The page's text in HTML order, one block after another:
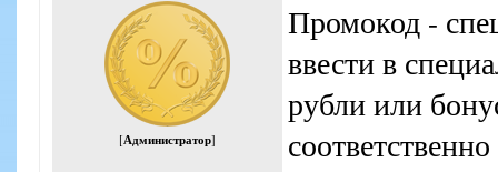
[Администратор]
Промокод -
ввести в
рубли или